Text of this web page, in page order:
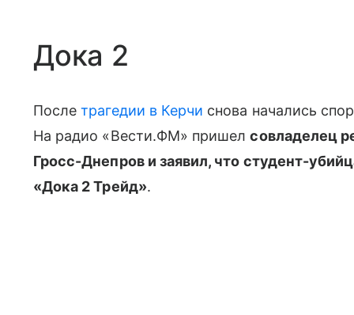
Дока 2
Послетрагедии в Керчи снова начались
На радио «Вести.ФМ» пришелсовладелец
Гросс-Днепров и заявил, что студент-
«Дока 2 Трейд».